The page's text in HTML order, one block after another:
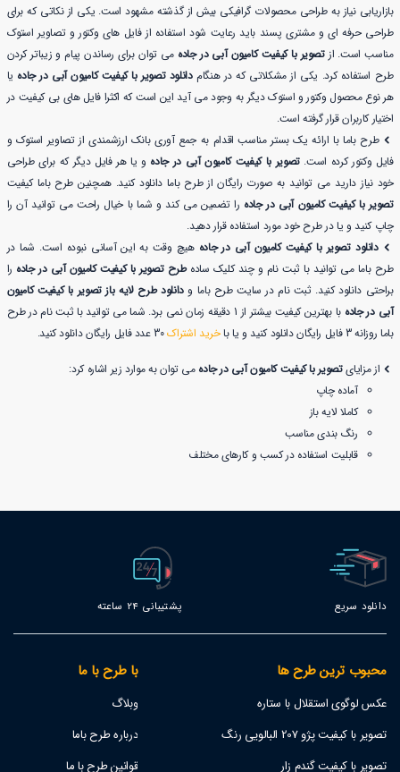
بازاریابی نیاز به طراحی محصولات گرافیکی بیش از گذشته مشهود است. یکی از نکاتی که برای
طراحی حرفه ای و مشتری پسند باید رعایت شود استفاده از فایل های وکتور و تصاویر استوک
مناسب است. از تصویر با کیفیت کامیون آبی در جادهمی توان برای رساندن پیام و زیباتر کردن
طرح استفاده کرد. یکی از مشکلاتی که در هنگام دانلود تصویر با کیفیت کامیون آبی در جاده یا
هر نوع محصول وکتور و استوک دیگر به وجود می آید این است که اکثرا فایل های بی کیفیت در
اختیار کاربران قرار گرفته است.
طرح باما با ارائه یک بستر مناسب اقدام به جمع آوری بانک ارزشمندی از تصاویر استوک و
فایل وکتور کرده است. تصویر با کیفیت کامیون آبی در جادهو یا هر فایل دیگر که برای طراحی
خود نیاز دارید می توانید به صورت رایگان از طرح باما دانلود کنید. همچنین طرح باما کیفیت
تصویر با کیفیت کامیون آبی در جادهرا تضمین می کند و شما با خیال راحت می توانید آن را
چاپ کنید و یا در طرح خود مورد استفاده قرار دهید.
دانلود تصویر با کیفیت کامیون آبی در جاده هیچ وقت به این آسانی نبوده است. شما در
طرح باما می توانید با ثبت نام و چند کلیک ساده طرح تصویر با کیفیت کامیون آبی در جاده را
براحتی دانلود کنید. ثبت نام در سایت طرح باما و دانلود طرح لایه باز تصویر با کیفیت کامیون
آبی در جاده
با بهترین کیفیت بیشتر از 1 دقیقه زمان نمی برد. شما می توانید با ثبت نام در طرح
باما روزانه 3 فایل رایگان دانلود کنید و یا با
خرید اشتراک30 عدد فایل رایگان دانلود کنید.
از مزایایتصویر با کیفیت کامیون آبی در جادهمی توان به موارد زیر اشاره کرد:
آماده چاپ
کاملا لایه باز
رنگ بندی مناسب
قابلیت استفاده در کسب و کارهای مختلف
دانلود سریع پشتیبانی 24 ساعته
محبوب ترین طرح ها
عکس لوگوی استقلال با ستاره
تصویر با کیفیت پژو 207 البالویی رنگ
تصویر با کیفیت گندم زار
با طرح با ما
وبلاگ
درباره طرح باما
قوانین طرح با ما